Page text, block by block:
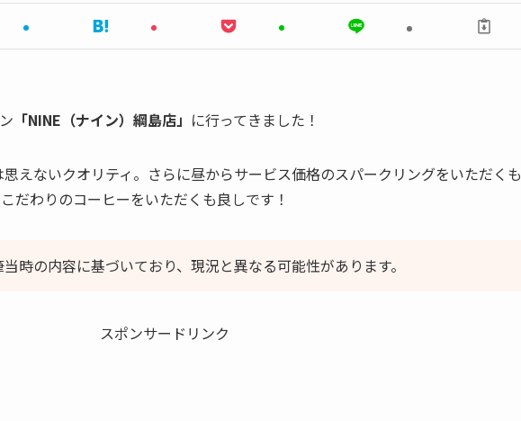
「NINE（ナイン）綱島店」 に行ってきました！
えないクオリティ。さらに昼からサービス価格のスパークリングをいただくも
だわりのコーヒーをいただくも良しです！
時の内容に基づいており、現況と異なる可能性があります。
スポンサードリンク